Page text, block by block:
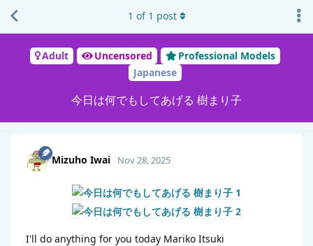
Adult Uncensored
Professional Models
Japanese
今日は何でもしてあげる 樹まり子
1 of 1 post
Mizuho Iwai Nov 28, 2025
I'll do anything for you today Mariko Itsuki